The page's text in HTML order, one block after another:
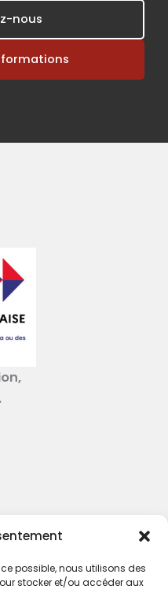
possible, nous utilisons des
stocker et/ou accéder aux
nous
formations